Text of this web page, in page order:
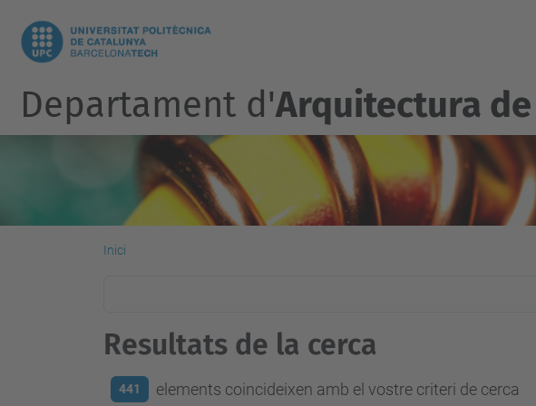
Departament d'Arquitectura
Inici
Resultats de la cerca
441 elements coincideixen amb el vostre criteri de cerca